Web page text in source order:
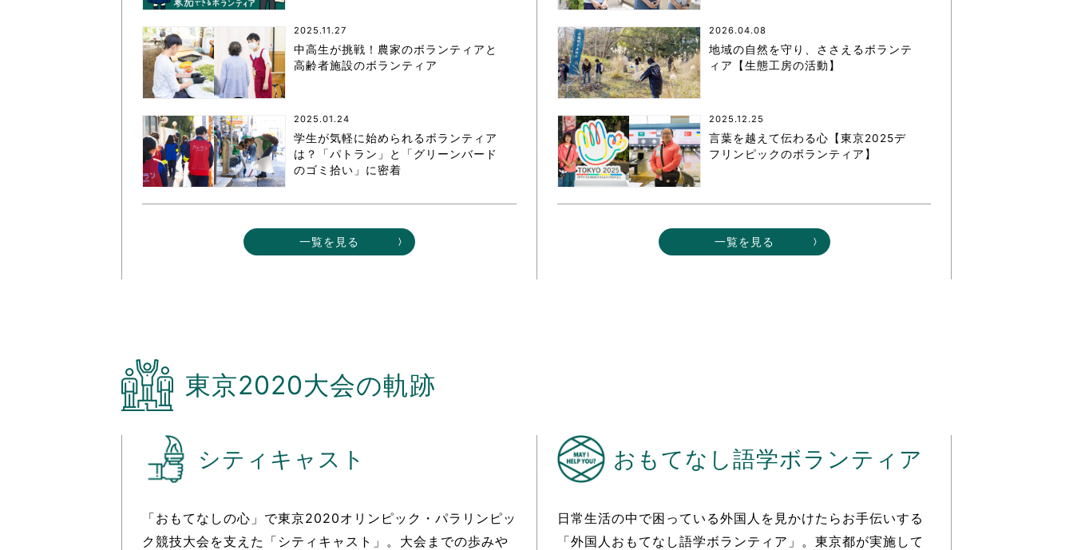
2025.11.27
中高生が挑戦！農家のボランティアと
高齢者施設のボランティア
2025.01.24
学生が気軽に始められるボランティア
は？「パトラン」と「グリーンバード
のゴミ拾い」に密着
一覧を見る
2026.04.08
地域の自然を守り、ささえるボランテ
ィア【生態工房の活動】
2025.12.25
言葉を越えて伝わる心【東京2025デ
フリンピックのボランティア】
一覧を見る
東京2020大会の軌跡
シティキャスト
「おもてなしの心」で東京2020オリンピック・パラリンピッ
ク競技大会を支えた「シティキャスト」。大会までの歩みや
おもてなし語学ボランティア
日常生活の中で困っている外国人を見かけたらお手伝いする
「外国人おもてなし語学ボランティア」。東京都が実施して